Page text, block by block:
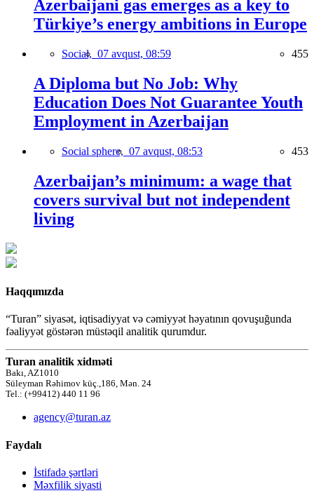
Azerbaijani gas emerges as a key to
Türkiye’s energy ambitions in Europe
Social, 07 avqust, 08:59 455
A Diploma but No Job: Why
Education Does Not Guarantee Youth
Employment in Azerbaijan
Social sphere, 07 avqust, 08:53 453
Azerbaijan’s minimum: a wage that
covers survival but not independent
living
Haqqımızda
“Turan” siyasət, iqtisadiyyat və cəmiyyət həyatının qovuşuğunda
fəaliyyət göstərən müstəqil analitik qurumdur.
Turan analitik xidməti
Bakı, AZ1010
Süleyman Rəhimov küç.,186, Mən. 24
Tel.: (+99412) 440 11 96
agency@turan.az
Faydalı
İstifadə şərtləri
Məxfilik siyasti